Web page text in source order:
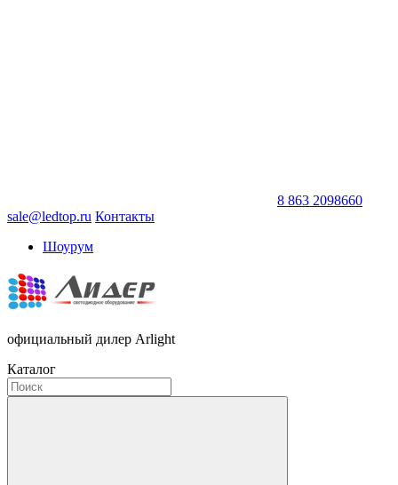
8 863 2098660
sale@ledtop.ru Контакты
Шоурум
официальный дилер Arlight
Каталог